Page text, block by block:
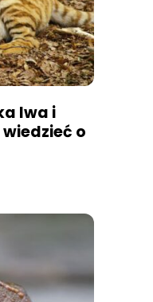
lwa i
o